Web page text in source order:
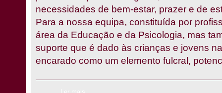
necessidades de bem-estar, prazer e de
Para a nossa equipa, constituída por
área da Educação e da Psicologia, mas
suporte que é dado às crianças e jovens
encarado como um elemento fulcral,